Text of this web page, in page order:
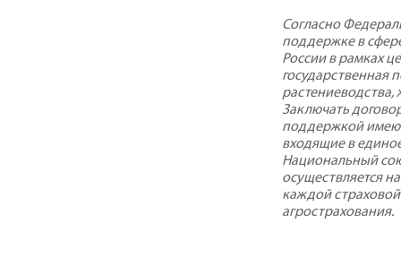
Согласно
поддержке в
России в рамках
государственная
растениеводства,
Заключать
поддержкой
входящие в
Национальный
осуществляется
каждой
агрострахования.